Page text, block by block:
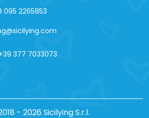
095 2265853
377 7033073
- 2026 Sicilying S.r.l.